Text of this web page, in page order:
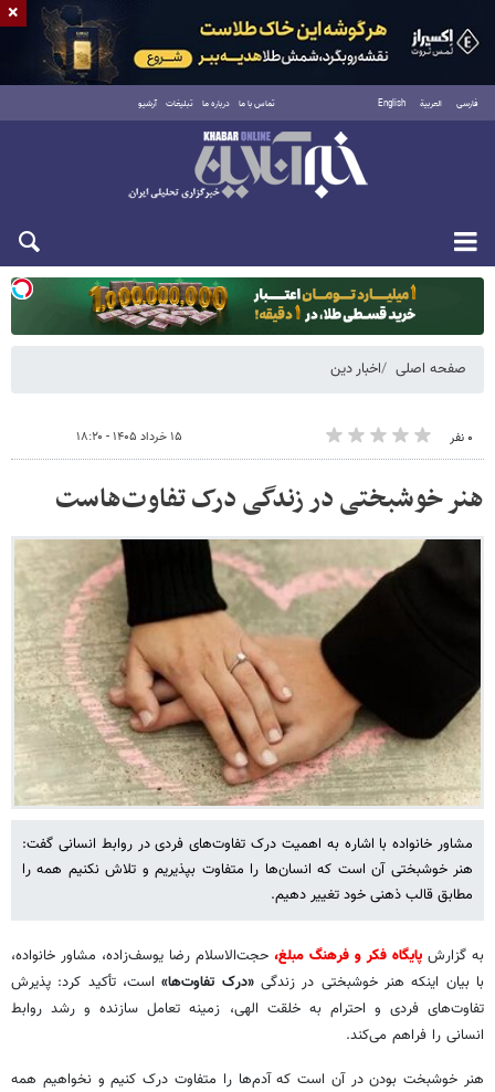
فارسی العربية English تماس با ما درباره ما تبلیغات آرشیو
دوشنبه ۱۹ مرداد ۱۴۰۵
صفحه اصلی اخبار دین
۰ نفر ۱۵ خرداد ۱۴۰۵ - ۱۸:۲۰
هنر خوشبختی در زندگی درک تفاوت‌هاست
مشاور خانواده با اشاره به اهمیت درک تفاوت‌های فردی در روابط انسانی گفت:
هنر خوشبختی آن است که انسان‌ها را متفاوت بپذیریم و تلاش نکنیم همه را
مطابق قالب ذهنی خود تغییر دهیم.
به گزارش پایگاه فکر و فرهنگ مبلغ، حجت‌الاسلام رضا یوسف‌زاده، مشاور خانواده،
با بیان اینکه هنر خوشبختی در زندگی«درک تفاوت‌ها»است، تأکید کرد: پذیرش
تفاوت‌های فردی و احترام به خلقت الهی، زمینه تعامل سازنده و رشد روابط
انسانی را فراهم می‌کند.
هنر خوشبخت بودن در آن است که آدم‌ها را متفاوت درک کنیم و نخواهیم همه
×